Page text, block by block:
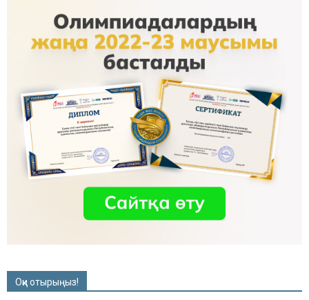
Оқи отырыңыз!